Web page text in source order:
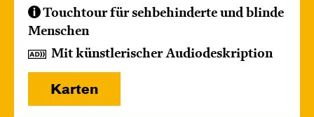
Touchtour für sehbehinderte und blinde
Menschen
Mit künstlerischer Audiodeskription
Karten